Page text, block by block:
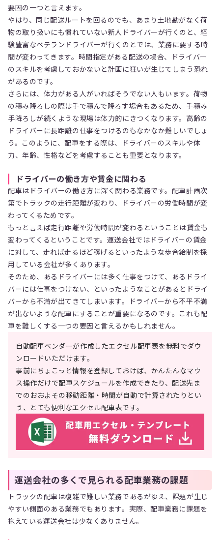
要因の一つと言えます。
やはり、同じ配送ルートを回るのでも、あまり土地勘がなく荷
物の取り扱いにも慣れていない新人ドライバーが行くのと、経
験豊富なベテランドライバーが行くのとでは、業務に要する時
間が変わってきます。時間指定がある配送の場合、ドライバー
のスキルを考慮しておかないと計画に狂いが生じてしまう恐れ
があるのです。
さらには、体力がある人がいればそうでない人もいます。荷物
の積み降ろしの際は手で積んで降ろす場合もあるため、手積み
手降ろしが続くような現場は体力的にきつくなります。高齢の
ドライバーに長距離の仕事をつけるのもなかなか難しいでしょ
う。このように、配車をする際は、ドライバーのスキルや体
力、年齢、性格などを考慮することも重要となります。
ドライバーの働き方や賃金に関わる
配車はドライバーの働き方に深く関わる業務です。配車計画次
第でトラックの走行距離が変わり、ドライバーの労働時間が変
わってくるためです。
もっと言えば走行距離や労働時間が変わるということは賃金も
変わってくるということです。運送会社ではドライバーの賃金
に対して、走れば走るほど稼げるといったような歩合給制を採
用している会社が多くあります。
そのため、あるドライバーには多く仕事をつけて、あるドライ
バーには仕事をつけない、といったようなことがあるとドライ
バーから不満が出てきてしまいます。ドライバーから不平不満
が出ないような配車にすることが重要になるのです。これも配
車を難しくする一つの要因と言えるかもしれません。
自動配車ベンダーが作成したエクセル配車表を無料でダウ
ンロードいただけます。
事前にちょこっと情報を登録しておけば、かんたんなマウ
ス操作だけで配車スケジュールを作成できたり、配送先ま
でのおおよその移動距離・時間が自動で計算されたりとい
う、とても便利なエクセル配車表です。
運送会社の多くで見られる配車業務の課題
トラックの配車は複雑で難しい業務であるがゆえ、課題が生じ
やすい側面のある業務でもあります。実際、配車業務に課題を
抱えている運送会社は少なくありません。